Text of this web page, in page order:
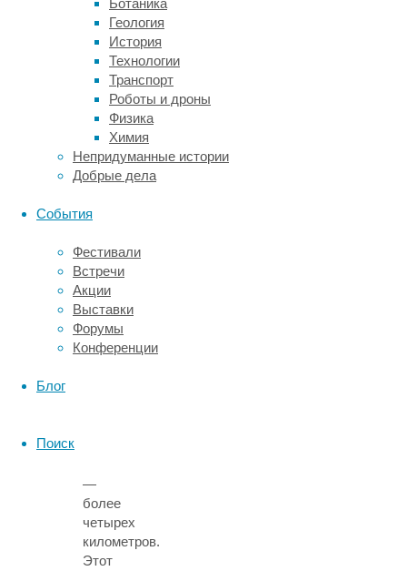
Ботаника
Геология
История
Технологии
Транспорт
Роботы и дроны
Физика
Химия
Непридуманные истории
Добрые дела
События
Фестивали
Встречи
Акции
Выставки
Форумы
Конференции
Блог
Поиск
водоемов.
Ученые
из
Великобритании,
Германии
США
провели
эксперимент
центральной
Тихого
океана,
известной
как
зона
Кларион-
—
более
четырех
километров.
Этот